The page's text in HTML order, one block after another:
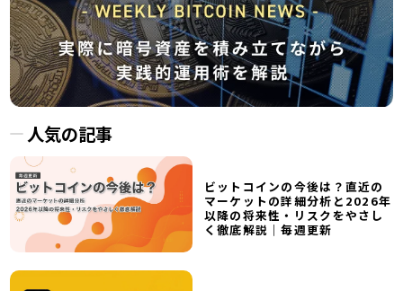
人気の記事
ビットコインの今後は？直近の
マーケットの詳細分析と2026年
以降の将来性・リスクをやさし
く徹底解説｜毎週更新